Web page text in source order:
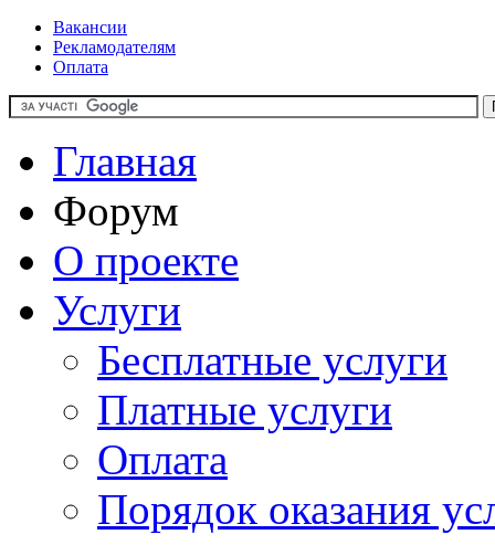
Вакансии
Рекламодателям
Оплата
Главная
Форум
О проекте
Услуги
Бесплатные услуги
Платные услуги
Оплата
Порядок оказания